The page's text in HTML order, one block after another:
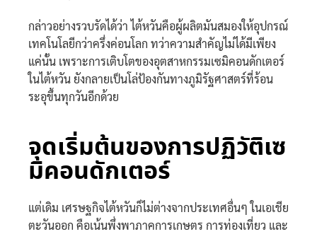
กล่าวอย่างรวบรัดได้ว่า ไต้หวันคือผู้ผลิตมันสมองให้อุปกรณ์
เทคโนโลยีกว่าครึ่งค่อนโลก ทว่าความสำคัญไม่ได้มีเพียง
แค่นั้น เพราะการเติบโตของอุตสาหกรรมเซมิคอนดักเตอร์
ในไต้หวัน ยังกลายเป็นโล่ป้องกันทางภูมิรัฐศาสตร์ที่ร้อน
ระอุขึ้นทุกวันอีกด้วย
จุดเริ่มต้นของการปฏิวัติเซ
มิคอนดักเตอร์
แต่เดิม เศรษฐกิจไต้หวันก็ไม่ต่างจากประเทศอื่นๆ ในเอเชีย
ตะวันออก คือเน้นพึ่งพาภาคการเกษตร การท่องเที่ยว และ